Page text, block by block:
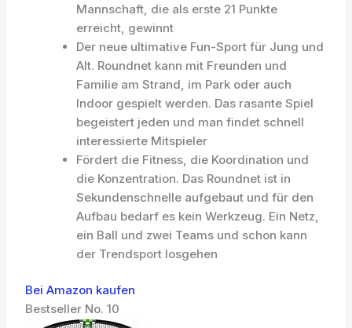
Mannschaft, die als erste 21 Punkte
erreicht, gewinnt
Der neue ultimative Fun-Sport für Jung und
Alt. Roundnet kann mit Freunden und
Familie am Strand, im Park oder auch
Indoor gespielt werden. Das rasante Spiel
begeistert jeden und man findet schnell
interessierte Mitspieler
Fördert die Fitness, die Koordination und
die Konzentration. Das Roundnet ist in
Sekundenschnelle aufgebaut und für den
Aufbau bedarf es kein Werkzeug. Ein Netz,
ein Ball und zwei Teams und schon kann
der Trendsport losgehen
Bei Amazon kaufen
Bestseller No. 10